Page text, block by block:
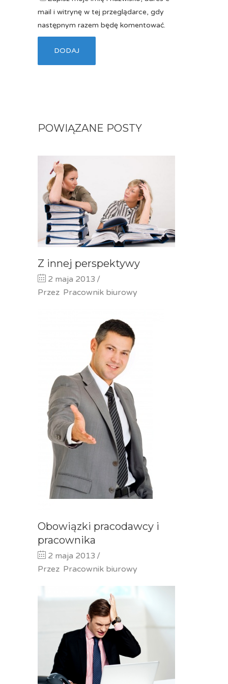
mail i witrynę w tej przeglądarce, gdy
następnym razem będę komentować.
POWIĄZANE POSTY
Z innej perspektywy
2 maja 2013
Przez Pracownik biurowy
Obowiązki pracodawcy i
pracownika
2 maja 2013
Przez Pracownik biurowy